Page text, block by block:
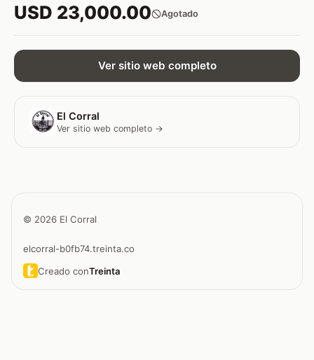
USD 23,000.00 Agotado
Ver sitio web completo
El Corral
Ver sitio web completo →
© 2026 El Corral
elcorral-b0fb74.treinta.co
Creado conTreinta